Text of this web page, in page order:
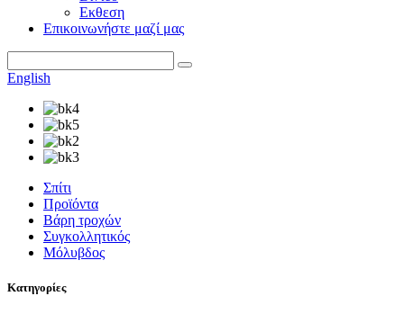
Εκθεση
Επικοινωνήστε μαζί μας
English
Σπίτι
Προϊόντα
Βάρη τροχών
Συγκολλητικός
Μόλυβδος
Κατηγορίες